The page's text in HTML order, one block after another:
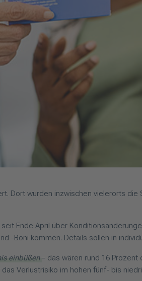
Dort wurden inzwischen vielerorts
Ende April über
-Boni kommen. Details sollen in
einbüßen– das wären rund 16 Prozent
Verlustrisiko im hohen fünf- bis